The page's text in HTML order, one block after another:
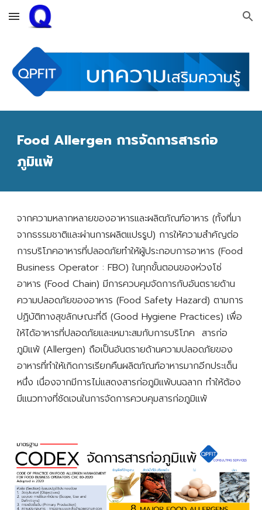
Skip to main content Skip to navigation
Food Allergen การจัดการสารก่อ
ภูมิแพ้
จากความหลากหลายของอาหารและผลิตภัณฑ์อาหาร (ทั้งที่มา
จากธรรมชาติและผ่านการผลิตแปรรูป) การให้ความสำคัญต่อ
การบริโภคอาหารที่ปลอดภัยทำให้ผู้ประกอบการอาหาร (Food
Business Operator : FBO) ในทุกขั้นตอนของห่วงโซ่
อาหาร (Food Chain) มีการควบคุมจัดการกับอันตรายด้าน
ความปลอดภัยของอาหาร (Food Safety Hazard) ตามการ
ปฏิบัติทางสุขลักษณะที่ดี (Good Hygiene Practices) เพื่อ
ให้ได้อาหารที่ปลอดภัยและเหมาะสมกับการบริโภค
  สารก่อ
ภูมิแพ้ (Allergen) ถือเป็นอันตรายด้านความปลอดภัยของ
อาหารที่ทำให้เกิดการเรียกคืนผลิตภัณฑ์อาหารมากอีกประเด็น
หนึ่ง เนื่องจากมีการไม่แสดงสารก่อภูมิแพ้บนฉลาก ทำให้ต้อง
มีแนวทางที่ชัดเจนในการจัดการควบคุมสารก่อภูมิแพ้